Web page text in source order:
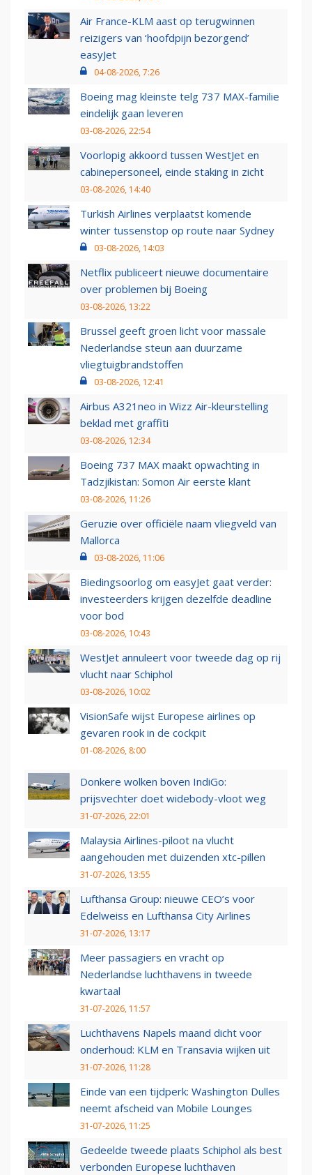
Air France-KLM aast op terugwinnen
reizigers van ‘hoofdpijn bezorgend’
easyJet
04-08-2026, 7:26
Boeing mag kleinste telg 737 MAX-familie
eindelijk gaan leveren
03-08-2026, 22:54
Voorlopig akkoord tussen WestJet en
cabinepersoneel, einde staking in zicht
03-08-2026, 14:40
Turkish Airlines verplaatst komende
winter tussenstop op route naar Sydney
03-08-2026, 14:03
Netflix publiceert nieuwe documentaire
over problemen bij Boeing
03-08-2026, 13:22
Brussel geeft groen licht voor massale
Nederlandse steun aan duurzame
vliegtuigbrandstoffen
03-08-2026, 12:41
Airbus A321neo in Wizz Air-kleurstelling
beklad met graffiti
03-08-2026, 12:34
Boeing 737 MAX maakt opwachting in
Tadzjikistan: Somon Air eerste klant
03-08-2026, 11:26
Geruzie over officiële naam vliegveld van
Mallorca
03-08-2026, 11:06
Biedingsoorlog om easyJet gaat verder:
investeerders krijgen dezelfde deadline
voor bod
03-08-2026, 10:43
WestJet annuleert voor tweede dag op rij
vlucht naar Schiphol
03-08-2026, 10:02
VisionSafe wijst Europese airlines op
gevaren rook in de cockpit
01-08-2026, 8:00
Donkere wolken boven IndiGo:
prijsvechter doet widebody-vloot weg
31-07-2026, 22:01
Malaysia Airlines-piloot na vlucht
aangehouden met duizenden xtc-pillen
31-07-2026, 13:55
Lufthansa Group: nieuwe CEO’s voor
Edelweiss en Lufthansa City Airlines
31-07-2026, 13:17
Meer passagiers en vracht op
Nederlandse luchthavens in tweede
kwartaal
31-07-2026, 11:57
Luchthavens Napels maand dicht voor
onderhoud: KLM en Transavia wijken uit
31-07-2026, 11:28
Einde van een tijdperk: Washington Dulles
neemt afscheid van Mobile Lounges
31-07-2026, 11:25
Gedeelde tweede plaats Schiphol als best
verbonden Europese luchthaven